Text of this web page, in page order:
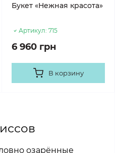
Букет «Нежная красота»
Артикул: 715
6 960 грн
В корзину
озарённые